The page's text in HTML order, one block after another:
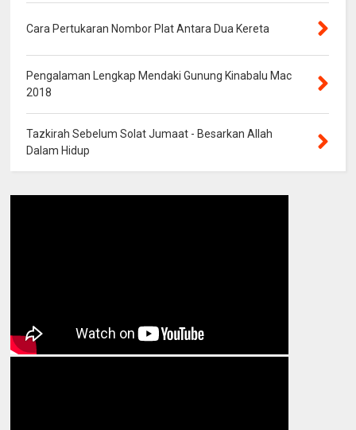
Cara Pertukaran Nombor Plat Antara Dua Kereta
Pengalaman Lengkap Mendaki Gunung Kinabalu Mac
2018
Tazkirah Sebelum Solat Jumaat - Besarkan Allah
Dalam Hidup